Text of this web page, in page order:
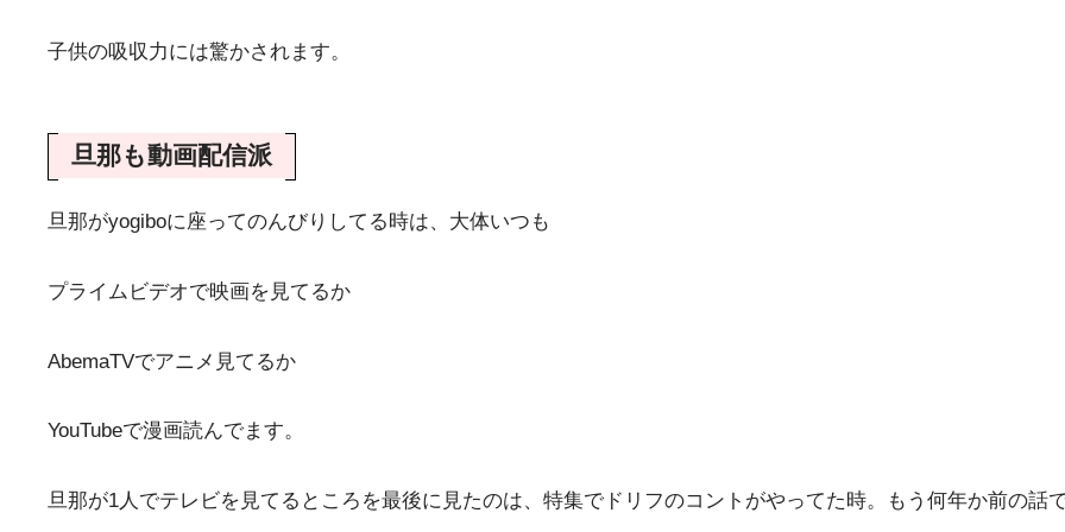
子供の吸収力には驚かされます。
旦那も動画配信派
旦那がyogiboに座ってのんびりしてる時は、大体いつも
プライムビデオで映画を見てるか
AbemaTVでアニメ見てるか
YouTubeで漫画読んでます。
旦那が1人でテレビを見てるところを最後に見たのは、特集でドリフのコントがやってた時。もう何年か前の話